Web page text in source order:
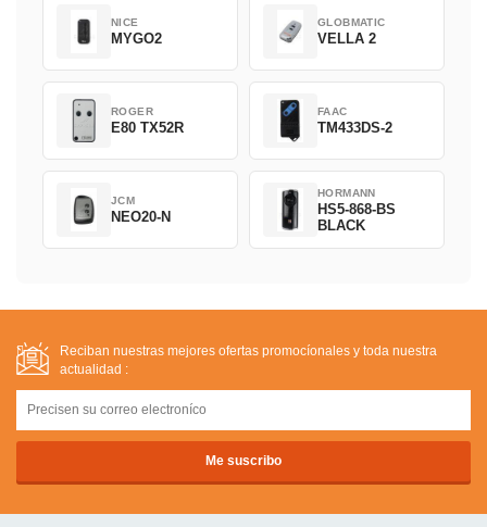
NICE
MYGO2
GLOBMATIC
VELLA 2
ROGER
E80 TX52R
FAAC
TM433DS-2
JCM
NEO20-N
HORMANN
HS5-868-BS
BLACK
Reciban nuestras mejores ofertas promocíonales y toda nuestra
actualidad :